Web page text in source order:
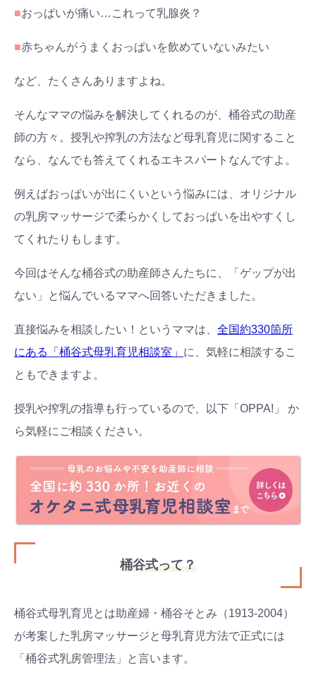
■おっぱいが痛い…これって乳腺炎？
■赤ちゃんがうまくおっぱいを飲めていないみたい
など、たくさんありますよね。
そんなママの悩みを解決してくれるのが、桶谷式の助産
師の方々。授乳や搾乳の方法など母乳育児に関すること
なら、なんでも答えてくれるエキスパートなんですよ。
例えばおっぱいが出にくいという悩みには、オリジナル
の乳房マッサージで柔らかくしておっぱいを出やすくし
てくれたりもします。
今回はそんな桶谷式の助産師さんたちに、「ゲップが出
ない」と悩んでいるママへ回答いただきました。
直接悩みを相談したい！というママは、 全国約330箇所
にある「桶谷式母乳育児相談室」 に、気軽に相談するこ
ともできますよ。
授乳や搾乳の指導も行っているので、以下「 OPPA! 」 か
ら気軽にご相談ください。
桶谷式って？
桶谷式母乳育児とは助産婦・桶谷そとみ（1913-2004）
が考案した乳房マッサージと母乳育児方法で正式には
「桶谷式乳房管理法」と言います。